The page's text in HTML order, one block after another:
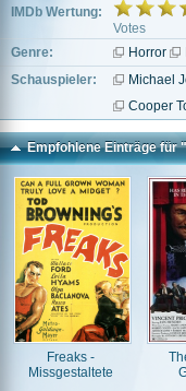
IMDb Wertung:
Votes
Genre:
Horror
Schauspieler:
Michael
Cooper
Empfohlene Einträge für
Freaks -
Missgestaltete